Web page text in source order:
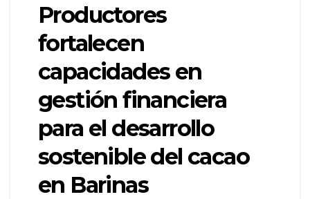
Productores
fortalecen
capacidades en
gestión financiera
para el desarrollo
sostenible del cacao
en Barinas